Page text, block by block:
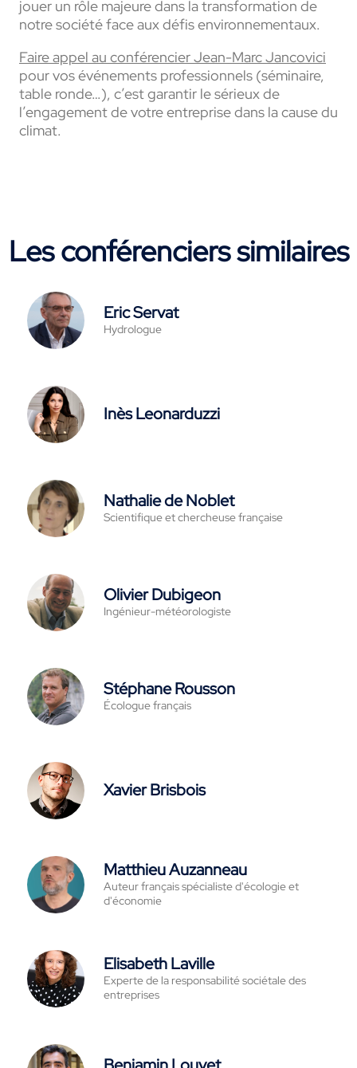
jouer un rôle majeure dans la transformation de
notre société face aux défis environnementaux.
Faire appel au conférencier Jean-Marc Jancovici
pour vos événements professionnels (séminaire,
table ronde…), c’est garantir le sérieux de
l’engagement de votre entreprise dans la cause du
climat.
Les conférenciers similaires
Eric Servat
Hydrologue
Inès Leonarduzzi
Nathalie de Noblet
Scientifique et chercheuse française
Olivier Dubigeon
Ingénieur-météorologiste
Stéphane Rousson
Écologue français
Xavier Brisbois
Matthieu Auzanneau
Auteur français spécialiste d'écologie et
d'économie
Elisabeth Laville
Experte de la responsabilité sociétale des
entreprises